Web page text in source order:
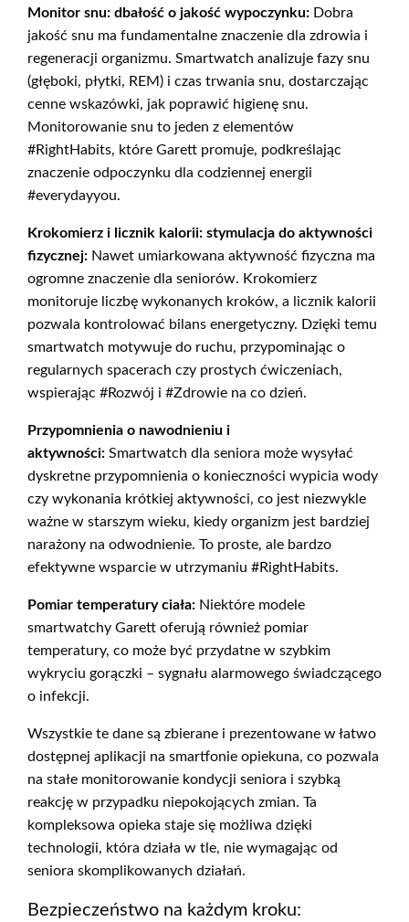
Monitor snu: dbałość o jakość wypoczynku: Dobra
jakość snu ma fundamentalne znaczenie dla zdrowia i
regeneracji organizmu. Smartwatch analizuje fazy snu
(głęboki, płytki, REM) i czas trwania snu, dostarczając
cenne wskazówki, jak poprawić higienę snu.
Monitorowanie snu to jeden z elementów
#RightHabits, które Garett promuje, podkreślając
znaczenie odpoczynku dla codziennej energii
#everydayyou.
Krokomierz i licznik kalorii: stymulacja do aktywności
fizycznej: Nawet umiarkowana aktywność fizyczna ma
ogromne znaczenie dla seniorów. Krokomierz
monitoruje liczbę wykonanych kroków, a licznik kalorii
pozwala kontrolować bilans energetyczny. Dzięki temu
smartwatch motywuje do ruchu, przypominając o
regularnych spacerach czy prostych ćwiczeniach,
wspierając #Rozwój i #Zdrowie na co dzień.
Przypomnienia o nawodnieniu i
aktywności: Smartwatch dla seniora może wysyłać
dyskretne przypomnienia o konieczności wypicia wody
czy wykonania krótkiej aktywności, co jest niezwykle
ważne w starszym wieku, kiedy organizm jest bardziej
narażony na odwodnienie. To proste, ale bardzo
efektywne wsparcie w utrzymaniu #RightHabits.
Pomiar temperatury ciała: Niektóre modele
smartwatchy Garett oferują również pomiar
temperatury, co może być przydatne w szybkim
wykryciu gorączki – sygnału alarmowego świadczącego
o infekcji.
Wszystkie te dane są zbierane i prezentowane w łatwo
dostępnej aplikacji na smartfonie opiekuna, co pozwala
na stałe monitorowanie kondycji seniora i szybką
reakcję w przypadku niepokojących zmian. Ta
kompleksowa opieka staje się możliwa dzięki
technologii, która działa w tle, nie wymagając od
seniora skomplikowanych działań.
Bezpieczeństwo na każdym kroku: